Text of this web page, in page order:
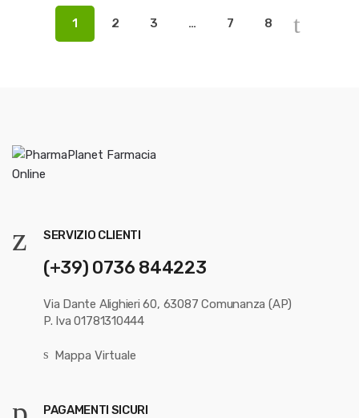
1 2 3 … 7 8
SERVIZIO CLIENTI
(+39) 0736 844223
Via Dante Alighieri 60, 63087 Comunanza (AP)
P. Iva 01781310444
Mappa Virtuale
PAGAMENTI SICURI